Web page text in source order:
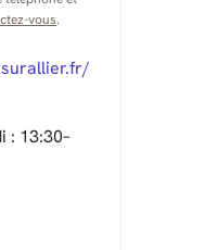
vous.
: 13:30–